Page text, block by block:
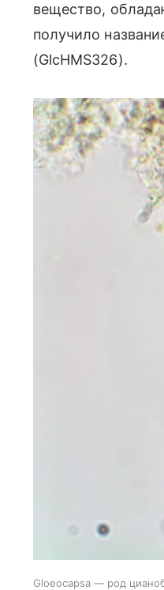
вещество,
получило
(GlcHMS326).
Gloeocapsa — род